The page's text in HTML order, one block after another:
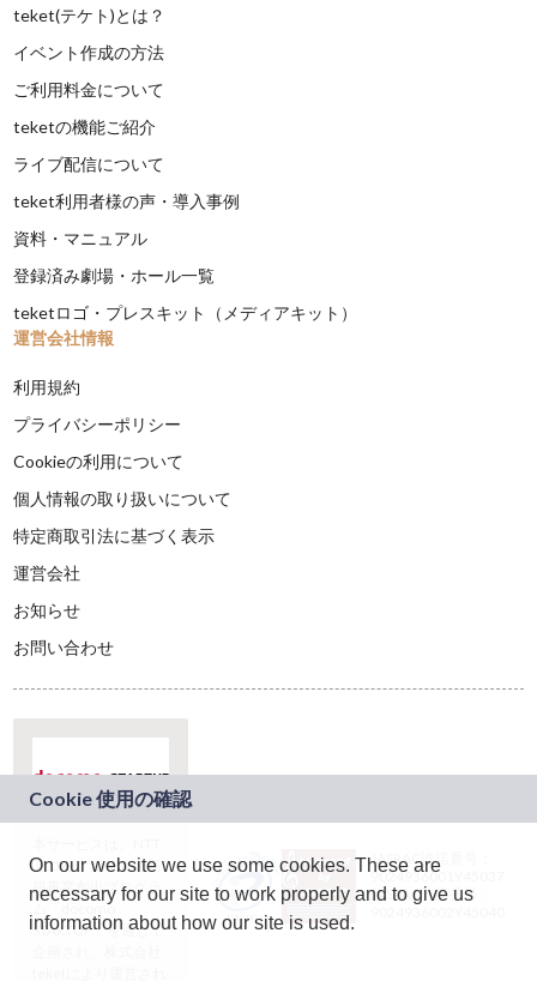
teket(テケト)とは？
イベント作成の方法
ご利用料金について
teketの機能ご紹介
ライブ配信について
teket利用者様の声・導入事例
資料・マニュアル
登録済み劇場・ホール一覧
teketロゴ・プレスキット（メディアキット）
運営会社情報
利用規約
プライバシーポリシー
Cookieの利用について
個人情報の取り扱いについて
特定商取引法に基づく表示
運営会社
お知らせ
お問い合わせ
ドコモグループの新
規事業創出プログラ
ム「docomo
STARTUP」を通じて
JASRAC許諾番号：
9024936001Y45037
JASRAC許諾番号：
On our website we use some cookies. These are
necessary for our site to work properly and to give us
information about how our site is used.